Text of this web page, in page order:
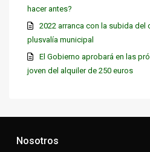
hacer antes?
2022 arranca con la subida del
plusvalía municipal
El Gobierno aprobará en las
joven del alquiler de 250 euros
Nosotros